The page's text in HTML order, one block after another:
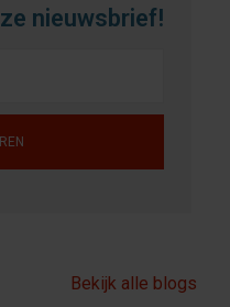
nieuwsbrief!
Bekijk alle blogs